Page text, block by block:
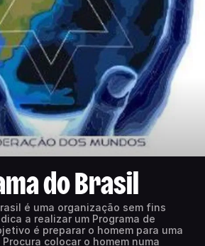
do Brasil
é uma organização sem fins
a realizar um Programa de
é preparar o homem para uma
colocar o homem numa